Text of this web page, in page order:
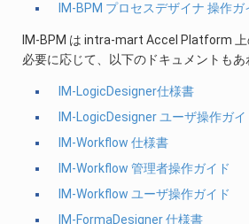
IM-BPM プロセスデザイナ 操作ガ
IM-BPM は intra-mart Accel Platform
必要に応じて、以下のドキュメントもあ
IM-LogicDesigner仕様書
IM-LogicDesigner ユーザ操作ガイ
IM-Workflow 仕様書
IM-Workflow 管理者操作ガイド
IM-Workflow ユーザ操作ガイド
IM-FormaDesigner 仕様書